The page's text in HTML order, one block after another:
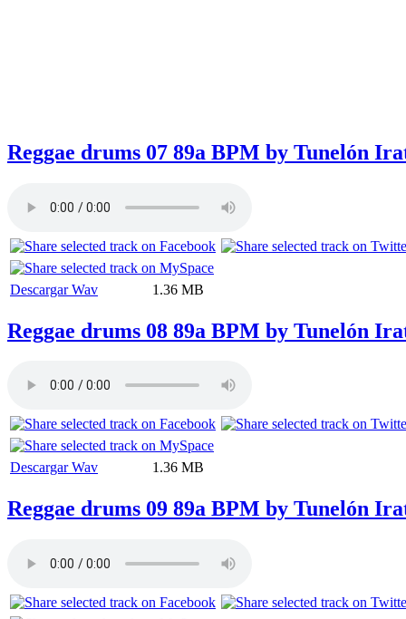
Reggae drums 07 89a BPM by Tunelón
Descargar Wav 1.36 MB
Reggae drums 08 89a BPM by Tunelón
Descargar Wav 1.36 MB
Reggae drums 09 89a BPM by Tunelón